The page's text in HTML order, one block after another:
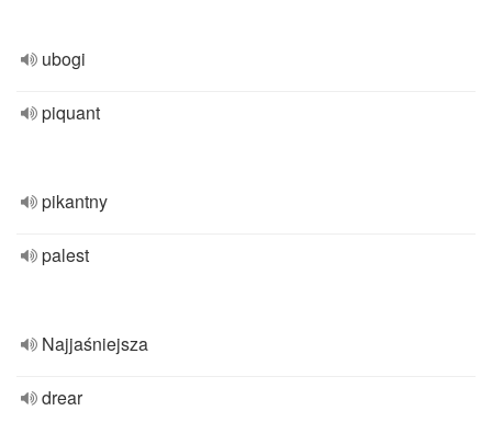
ubogi
piquant
pikantny
palest
Najjaśniejsza
drear